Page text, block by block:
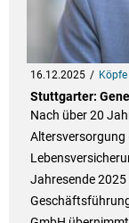
16.12.2025 Köpfe
Stuttgarter:
Nach über 20
Altersversorgung
Jahresende